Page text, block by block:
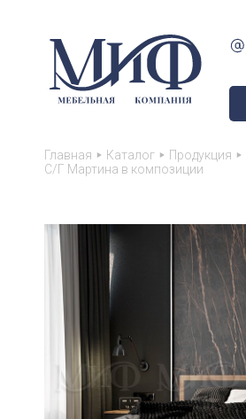
Главная Каталог Продукция
С/Г Мартина в композиции